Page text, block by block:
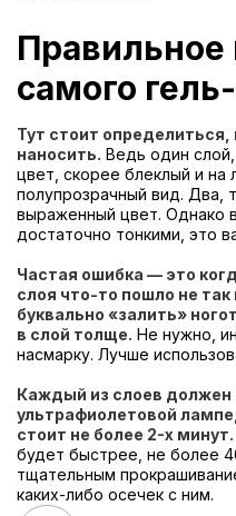
Правильное
самого
Тут стоит определиться,
наносить. Ведь один
цвет, скорее блеклый и
полупрозрачный вид. Два,
выраженный цвет. Однако
достаточно тонкими, это
Частая ошибка — это
слоя что-то пошло не
буквально «залить»
в слой толще. Не нужно,
насмарку. Лучше
Каждый из слоев должен
ультрафиолетовой
стоит не более 2-х минут.
будет быстрее, не более
тщательным
каких-либо осечек с ним.